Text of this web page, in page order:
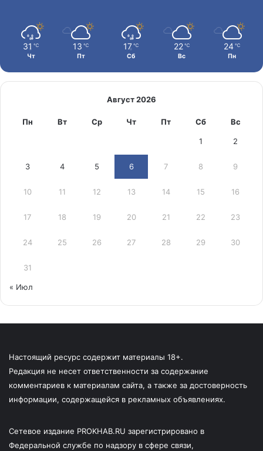
31 ℃
Чт
13 ℃
Пт
17 ℃
Сб
22 ℃
Вс
24 ℃
Пн
Август 2026
Пн Вт Ср Чт Пт Сб Вс
1 2
3 4 5 6 7 8 9
10 11 12 13 14 15 16
17 18 19 20 21 22 23
24 25 26 27 28 29 30
31
« Июл
Настоящий ресурс содержит материалы 18+.
Редакция не несет ответственности за содержание
комментариев к материалам сайта, а также за достоверность
информации, содержащейся в рекламных объявлениях.
Сетевое издание PROKHAB.RU зарегистрировано в
Федеральной службе по надзору в сфере связи,